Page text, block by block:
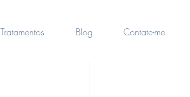
Tratamentos Blog Contate-me